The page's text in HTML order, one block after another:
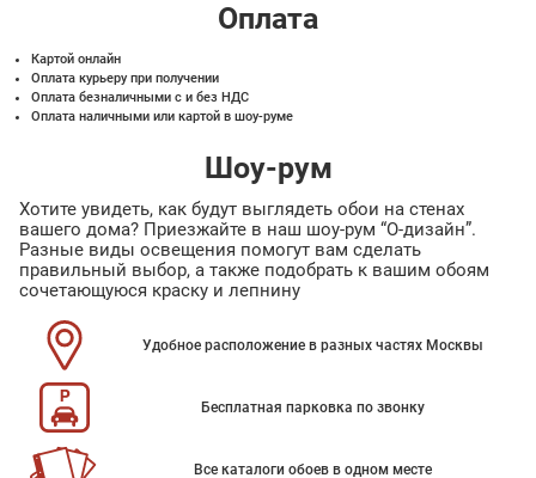
Оплата
Картой онлайн
Оплата курьеру при получении
Оплата безналичными с и без НДС
Оплата наличными или картой в шоу-руме
Шоу-рум
Хотите увидеть, как будут выглядеть обои на стенах
вашего дома? Приезжайте в наш шоу-рум “О-дизайн”.
Разные виды освещения помогут вам сделать
правильный выбор, а также подобрать к вашим обоям
сочетающуюся краску и лепнину
Удобное расположение в разных частях Москвы
Бесплатная парковка по звонку
Все каталоги обоев в одном месте